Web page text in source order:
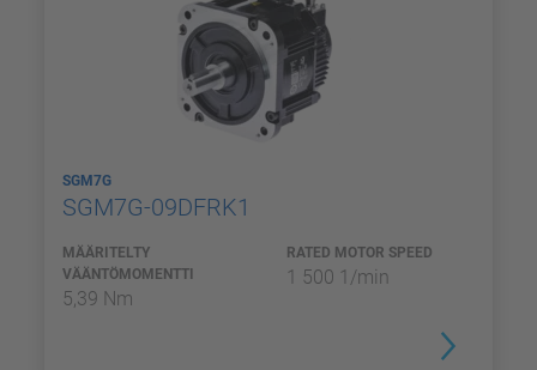
SGM7G
SGM7G-09DFRK1
MÄÄRITELTY
VÄÄNTÖMOMENTTI
5,39 Nm
RATED MOTOR SPEED
1 500 1/min